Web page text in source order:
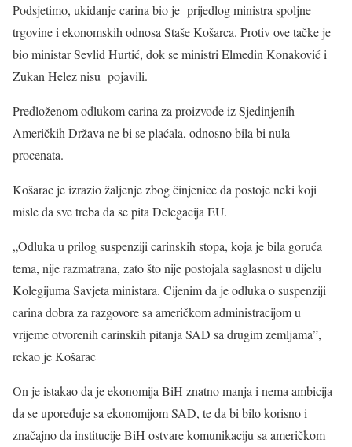
Podsjetimo, ukidanje carina bio je prijedlog ministra spoljne
trgovine i ekonomskih odnosa Staše Košarca. Protiv ove tačke je
bio ministar Sevlid Hurtić, dok se ministri Elmedin Konaković i
Zukan Helez nisu pojavili.
Predloženom odlukom carina za proizvode iz Sjedinjenih
Američkih Država ne bi se plaćala, odnosno bila bi nula
procenata.
Košarac je izrazio žaljenje zbog činjenice da postoje neki koji
misle da sve treba da se pita Delegacija EU.
„Odluka u prilog suspenziji carinskih stopa, koja je bila goruća
tema, nije razmatrana, zato što nije postojala saglasnost u dijelu
Kolegijuma Savjeta ministara. Cijenim da je odluka o suspenziji
carina dobra za razgovore sa američkom administracijom u
vrijeme otvorenih carinskih pitanja SAD sa drugim zemljama”,
rekao je Košarac
On je istakao da je ekonomija BiH znatno manja i nema ambicija
da se upoređuje sa ekonomijom SAD, te da bi bilo korisno i
značajno da institucije BiH ostvare komunikaciju sa američkom